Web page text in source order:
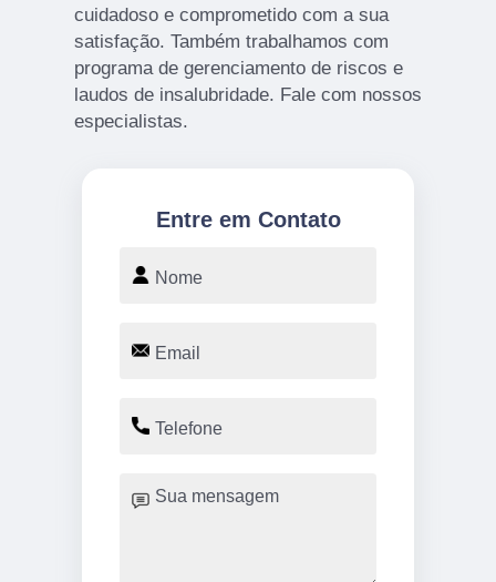
cuidadoso e comprometido com a sua
satisfação. Também trabalhamos com
programa de gerenciamento de riscos e
laudos de insalubridade. Fale com nossos
especialistas.
Entre em Contato